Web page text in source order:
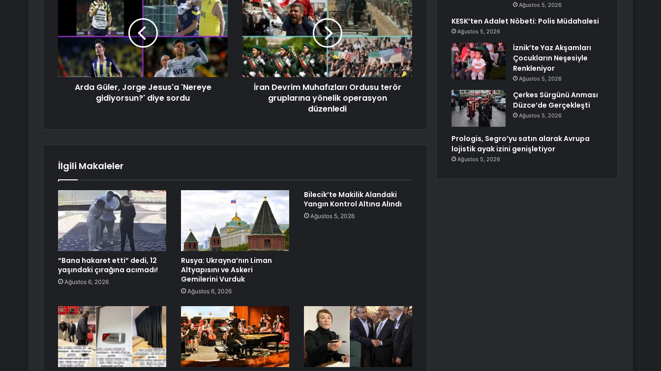
Arda Güler, Jorge Jesus'a 'Nereye
gidiyorsun?' diye sordu
İran Devrim Muhafızları Ordusu terör
gruplarına yönelik operasyon
düzenledi
İlgili Makaleler
“Bana hakaret etti” dedi, 12
yaşındaki çırağına acımadı!
Ağustos 6, 2026
Rusya: Ukrayna’nın Liman
Altyapısını ve Askeri
Gemilerini Vurduk
Ağustos 6, 2026
Bilecik’te Makilik Alandaki
Yangın Kontrol Altına Alındı
Ağustos 5, 2026
Ağustos 5, 2026
KESK’ten Adalet Nöbeti: Polis Müdahalesi
Ağustos 5, 2026
İznik’te Yaz Akşamları
Çocukların Neşesiyle
Renkleniyor
Ağustos 5, 2026
Çerkes Sürgünü Anması
Düzce’de Gerçekleşti
Ağustos 5, 2026
Prologis, Segro’yu satın alarak Avrupa
lojistik ayak izini genişletiyor
Ağustos 5, 2026